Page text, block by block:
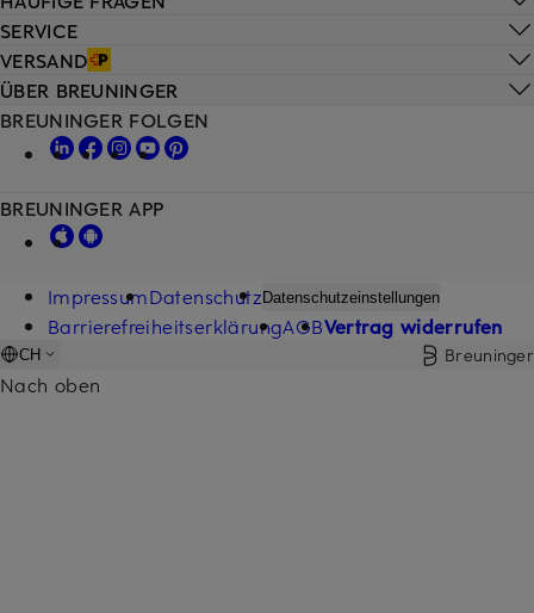
SERVICE
VERSAND
ÜBER BREUNINGER
BREUNINGER FOLGEN
BREUNINGER APP
ImpressumDatenschutzDatenschutzeinstellungen
BarrierefreiheitserklärungAGBVertrag widerrufen
CH Breuninger
Nach oben